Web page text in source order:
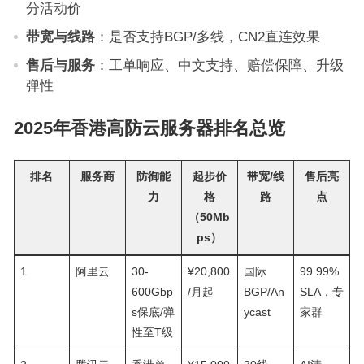
分活动价
带宽与线路：是否支持BGP/多线，CN2直连效果
售后与服务：工单响应、中文支持、赔偿保障、升级
弹性
2025年香港高防云服务器排名总览
排名 服务商
防御能
力
起步价
格
（50Mb
ps）
带宽/线
路
售后亮
点
1 阿里云
30-
600Gbp
s保底/弹
性至T级
¥20,800
/月起
国际
BGP/An
ycast
99.99%
SLA，专
家群